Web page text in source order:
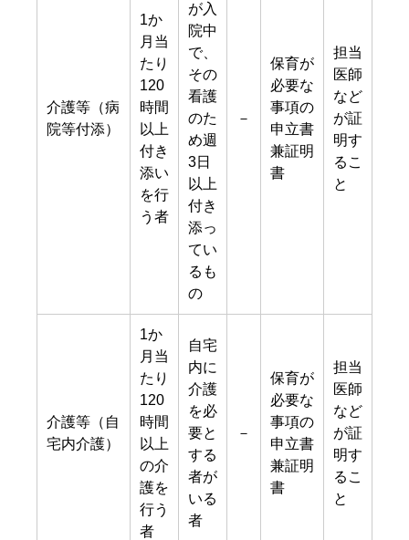
介護等（病
院等付添）
1か
月当
たり
120
時間
以上
付き
添い
を行
う者
が入
院中
で、
その
看護
のた
め週
3日
以上
付き
添っ
てい
るも
の
－
保育が
必要な
事項の
申立書
兼証明
書
担当
医師
など
が証
明す
るこ
と
介護等（自
宅内介護）
1か
月当
たり
120
時間
以上
の介
護を
行う
者
自宅
内に
介護
を必
要と
する
者が
いる
者
－
保育が
必要な
事項の
申立書
兼証明
書
担当
医師
など
が証
明す
るこ
と